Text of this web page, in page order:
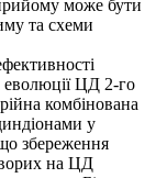
може бути
та схеми
еволюції ЦД 2-го
комбінована
у
збереження
на ЦД